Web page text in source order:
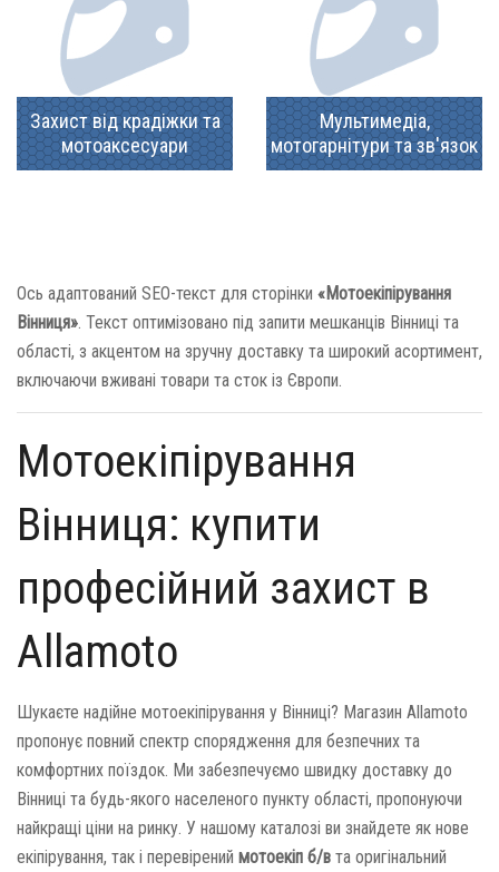
Захист від крадіжки та
мотоаксесуари
Мультимедіа,
мотогарнітури та зв'язок
Ось адаптований SEO-текст для сторінки «Мотоекіпірування
Вінниця». Текст оптимізовано під запити мешканців Вінниці та
області, з акцентом на зручну доставку та широкий асортимент,
включаючи вживані товари та сток із Європи.
Мотоекіпірування
Вінниця: купити
професійний захист в
Allamoto
Шукаєте надійне мотоекіпірування у Вінниці? Магазин Allamoto
пропонує повний спектр спорядження для безпечних та
комфортних поїздок. Ми забезпечуємо швидку доставку до
Вінниці та будь-якого населеного пункту області, пропонуючи
найкращі ціни на ринку. У нашому каталозі ви знайдете як нове
екіпірування, так і перевірений мотоекіп б/в та оригінальний